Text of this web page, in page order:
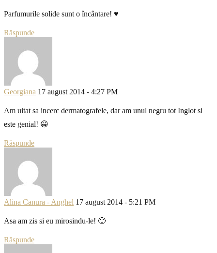
Parfumurile solide sunt o încântare! ♥
Răspunde
Georgiana 17 august 2014 - 4:27 PM
Am uitat sa incerc dermatografele, dar am unul negru tot Inglot si
este genial! 😀
Răspunde
Alina Canura - Anghel 17 august 2014 - 5:21 PM
Asa am zis si eu mirosindu-le! 🙂
Răspunde